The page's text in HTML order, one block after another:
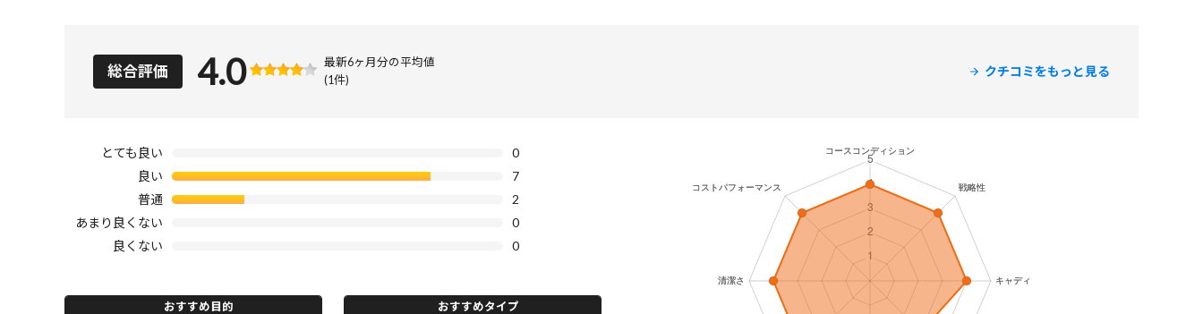
総合評価 4.0
最新6ヶ月分の平均値
(1件)
クチコミをもっと見る
とても良い
0
良い
7
普通
2
あまり良くない
0
良くない
0
おすすめ目的 おすすめタイプ